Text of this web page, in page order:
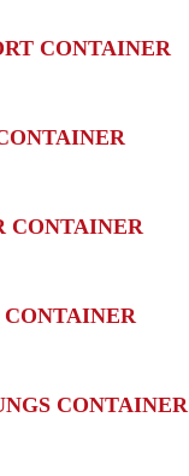
CONTAINER
CONTAINER
CONTAINER